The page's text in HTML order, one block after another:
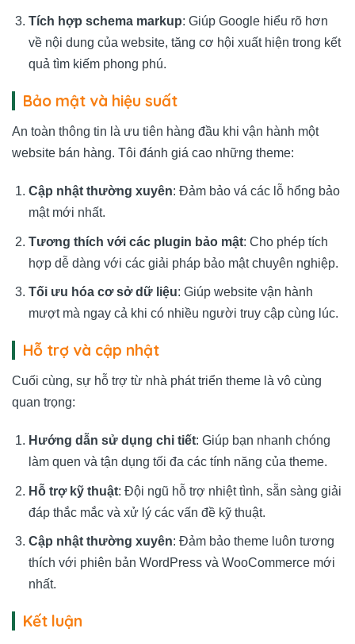
Tích hợp schema markup: Giúp Google hiểu rõ hơn
về nội dung của website, tăng cơ hội xuất hiện trong kết
quả tìm kiếm phong phú.
Bảo mật và hiệu suất
An toàn thông tin là ưu tiên hàng đầu khi vận hành một
website bán hàng. Tôi đánh giá cao những theme:
Cập nhật thường xuyên: Đảm bảo vá các lỗ hổng bảo
mật mới nhất.
Tương thích với các plugin bảo mật: Cho phép tích
hợp dễ dàng với các giải pháp bảo mật chuyên nghiệp.
Tối ưu hóa cơ sở dữ liệu: Giúp website vận hành
mượt mà ngay cả khi có nhiều người truy cập cùng lúc.
Hỗ trợ và cập nhật
Cuối cùng, sự hỗ trợ từ nhà phát triển theme là vô cùng
quan trọng:
Hướng dẫn sử dụng chi tiết: Giúp bạn nhanh chóng
làm quen và tận dụng tối đa các tính năng của theme.
Hỗ trợ kỹ thuật: Đội ngũ hỗ trợ nhiệt tình, sẵn sàng giải
đáp thắc mắc và xử lý các vấn đề kỹ thuật.
Cập nhật thường xuyên: Đảm bảo theme luôn tương
thích với phiên bản WordPress và WooCommerce mới
nhất.
Kết luận